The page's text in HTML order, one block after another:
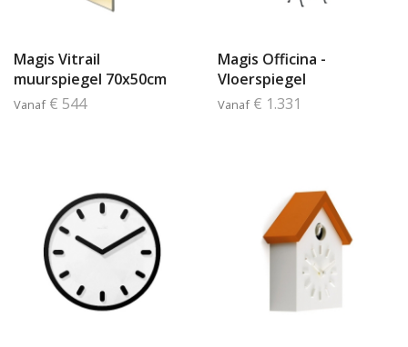
Magis Vitrail
muurspiegel 70x50cm
Vanaf € 544
Magis Officina -
Vloerspiegel
Vanaf € 1.331